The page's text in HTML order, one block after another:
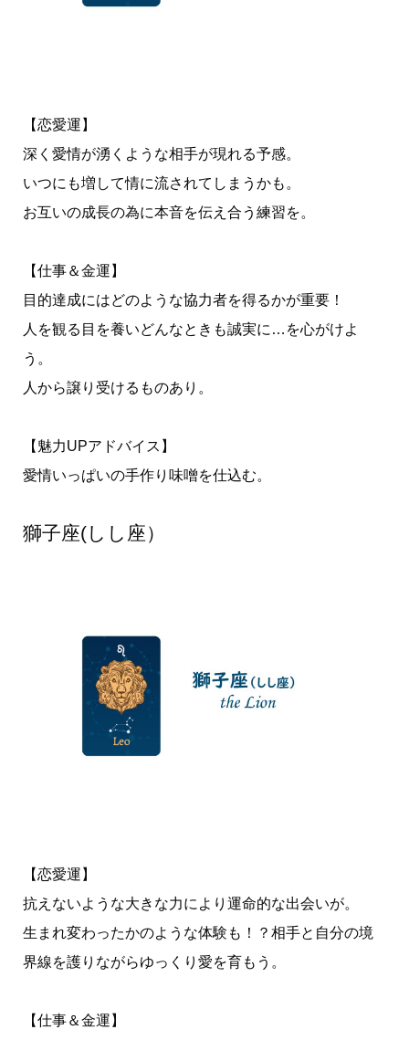
【恋愛運】
深く愛情が湧くような相手が現れる予感。
いつにも増して情に流されてしまうかも。
お互いの成長の為に本音を伝え合う練習を。
【仕事＆金運】
目的達成にはどのような協力者を得るかが重要！
人を観る目を養いどんなときも誠実に…を心がけよ
う。
人から譲り受けるものあり。
【魅力UPアドバイス】
愛情いっぱいの手作り味噌を仕込む。
獅子座(しし座）
【恋愛運】
抗えないような大きな力により運命的な出会いが。
生まれ変わったかのような体験も！？相手と自分の境
界線を護りながらゆっくり愛を育もう。
【仕事＆金運】